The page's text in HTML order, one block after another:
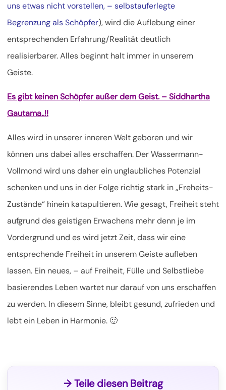
uns etwas nicht vorstellen, – selbstauferlegte
Begrenzung als Schöpfer), wird die Auflebung einer
entsprechenden Erfahrung/Realität deutlich
realisierbarer. Alles beginnt halt immer in unserem
Geiste.
Es gibt keinen Schöpfer außer dem Geist. – Siddhartha
Gautama..!!
Alles wird in unserer inneren Welt geboren und wir
können uns dabei alles erschaffen. Der Wassermann-
Vollmond wird uns daher ein unglaubliches Potenzial
schenken und uns in der Folge richtig stark in „Freheits-
Zustände“ hinein katapultieren. Wie gesagt, Freiheit steht
aufgrund des geistigen Erwachens mehr denn je im
Vordergrund und es wird jetzt Zeit, dass wir eine
entsprechende Freiheit in unserem Geiste aufleben
lassen. Ein neues, – auf Freiheit, Fülle und Selbstliebe
basierendes Leben wartet nur darauf von uns erschaffen
zu werden. In diesem Sinne, bleibt gesund, zufrieden und
lebt ein Leben in Harmonie. 🙂
→ Teile diesen Beitrag